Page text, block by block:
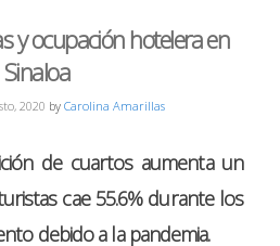
y ocupación hotelera en
Sinaloa
2020 by Carolina Amarillas
de cuartos aumenta un
cae 55.6% durante los
debido a la pandemia.